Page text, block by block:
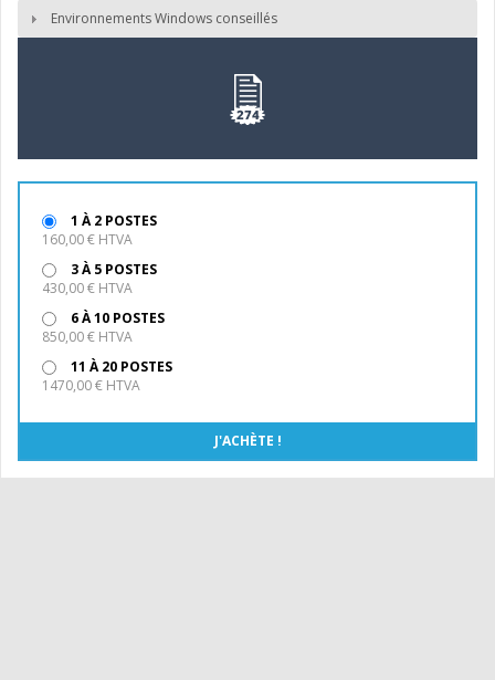
Environnements Windows conseillés
1 À 2 POSTES
160,00 € HTVA
3 À 5 POSTES
430,00 € HTVA
6 À 10 POSTES
850,00 € HTVA
11 À 20 POSTES
1470,00 € HTVA